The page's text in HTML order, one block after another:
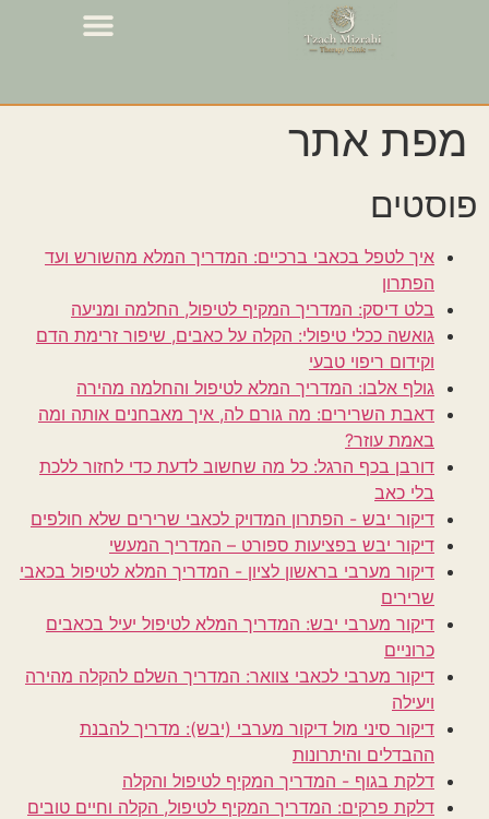
מפת אתר
פוסטים
איך לטפל בכאבי ברכיים: המדריך המלא מהשורש ועד
הפתרון
בלט דיסק: המדריך המקיף לטיפול, החלמה ומניעה
גואשה ככלי טיפולי: הקלה על כאבים, שיפור זרימת הדם
וקידום ריפוי טבעי
גולף אלבו: המדריך המלא לטיפול והחלמה מהירה
דאבת השרירים: מה גורם לה, איך מאבחנים אותה ומה
באמת עוזר?
דורבן בכף הרגל: כל מה שחשוב לדעת כדי לחזור ללכת
בלי כאב
דיקור יבש - הפתרון המדויק לכאבי שרירים שלא חולפים
דיקור יבש בפציעות ספורט – המדריך המעשי
דיקור מערבי בראשון לציון - המדריך המלא לטיפול בכאבי
שרירים
דיקור מערבי יבש: המדריך המלא לטיפול יעיל בכאבים
כרוניים
דיקור מערבי לכאבי צוואר: המדריך השלם להקלה מהירה
ויעילה
דיקור סיני מול דיקור מערבי (יבש): מדריך להבנת
ההבדלים והיתרונות
דלקת בגוף - המדריך המקיף לטיפול והקלה
דלקת פרקים: המדריך המקיף לטיפול, הקלה וחיים טובים